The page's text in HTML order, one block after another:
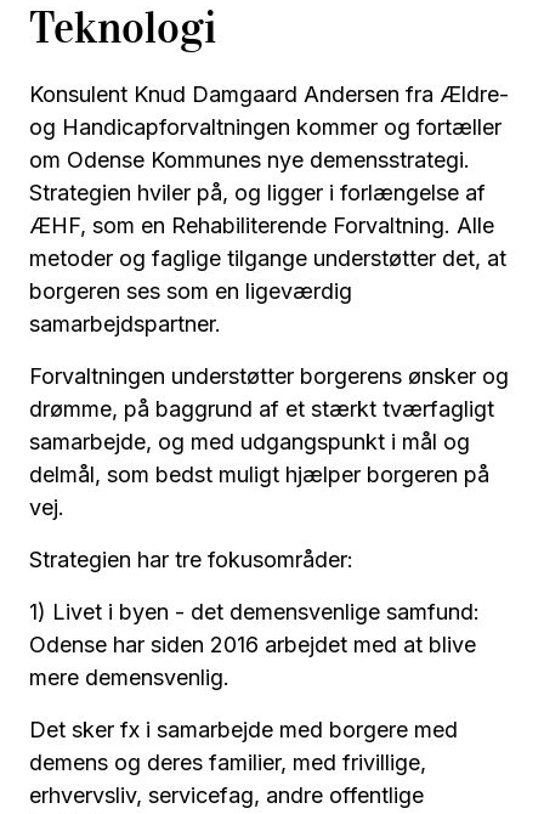
Teknologi
Konsulent Knud Damgaard Andersen fra Ældre-
og Handicapforvaltningen kommer og fortæller
om Odense Kommunes nye demensstrategi.
Strategien hviler på, og ligger i forlængelse af
ÆHF, som en Rehabiliterende Forvaltning. Alle
metoder og faglige tilgange understøtter det, at
borgeren ses som en ligeværdig
samarbejdspartner.
Forvaltningen understøtter borgerens ønsker og
drømme, på baggrund af et stærkt tværfagligt
samarbejde, og med udgangspunkt i mål og
delmål, som bedst muligt hjælper borgeren på
vej.
Strategien har tre fokusområder:
1) Livet i byen - det demensvenlige samfund:
Odense har siden 2016 arbejdet med at blive
mere demensvenlig.
Det sker fx i samarbejde med borgere med
demens og deres familier, med frivillige,
erhvervsliv, servicefag, andre offentlige